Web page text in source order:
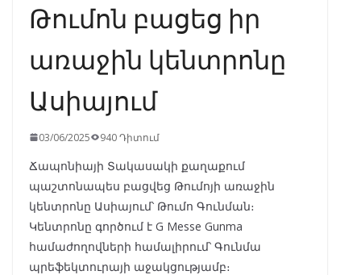
Թումոն բացեց իր
առաջին կենտրոնը
Ասիայում
03/06/2025 940 Դիտում
Ճապոնիայի Տակասակի քաղաքում
պաշտոնապես բացվեց Թումոյի առաջին
կենտրոնը Ասիայում՝ Թումո Գունման։
Կենտրոնը գործում է G Messe Gunma
համաժողովների համալիրում՝ Գունմա
պրեֆեկտուրայի աջակցությամբ։